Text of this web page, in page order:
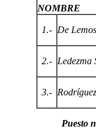
NOMBRE
1.- De
2.- Ledezma
3.-
Puesto